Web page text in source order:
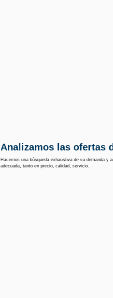
Analizamos las ofertas
Hacemos una búsqueda exhaustiva de su demanda y
adecuada, tanto en precio, calidad, servicio.